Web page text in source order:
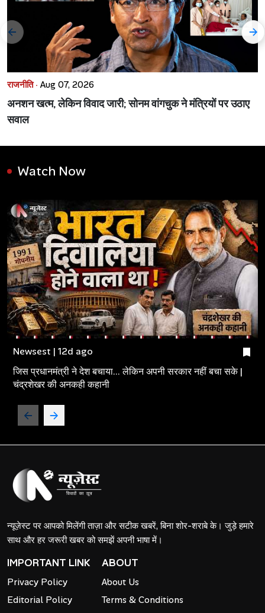
राजनीति · Aug 07, 2026
अनशन खत्म, लेकिन विवाद जारी; सोनम वांगचुक ने मंत्रियों पर उठाए
सवाल
Watch Now
Newsest | 12d ago
जिस प्रधानमंत्री ने देश बचाया... लेकिन अपनी सरकार नहीं बचा सके |
चंद्रशेखर की अनकही कहानी
न्यूज़ेस्ट पर आपको मिलेंगी ताज़ा और सटीक खबरें, बिना शोर-शराबे के। जुड़े हमारे
साथ और हर जरूरी खबर को समझें अपनी भाषा में।
IMPORTANT LINK
Privacy Policy
Editorial Policy
ABOUT
About Us
Terms & Conditions